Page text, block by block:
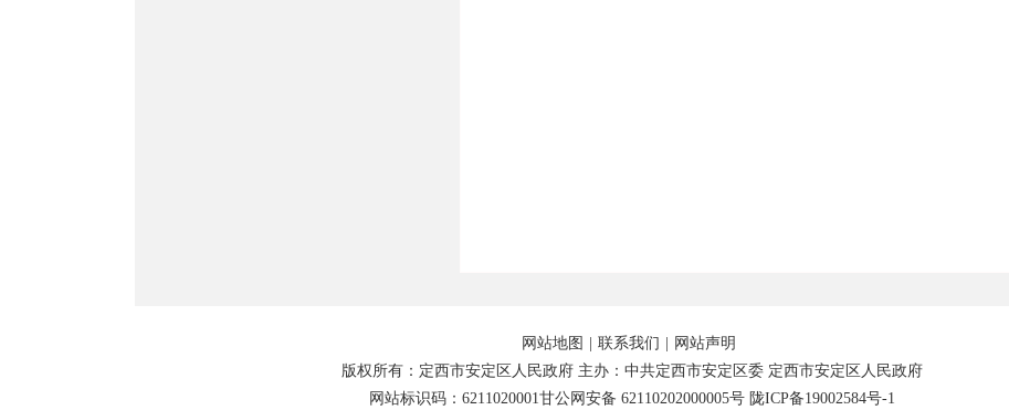
网站地图 联系我们
网站声明
版权所有：定西市安定区人民政府 主办：中共定西市安定区委 定西市安定区人民政府
网站标识码：6211020001甘公网安备 62110202000005号 陇ICP备19002584号-1